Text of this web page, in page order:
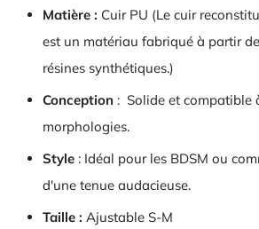
Matière : Cuir PU (Le cuir
est un matériau fabriqué à partir
résines synthétiques.)
Conception : Solide et compatible
morphologies.
Style : Idéal pour les BDSM ou
d'une tenue audacieuse.
Taille : Ajustable S-M